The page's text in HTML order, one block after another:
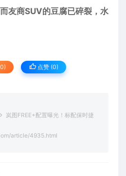
友商SUV的豆腐已碎裂，水
点赞 (0)
岚图FREE+配置曝光！标配保时捷
article/4935.html